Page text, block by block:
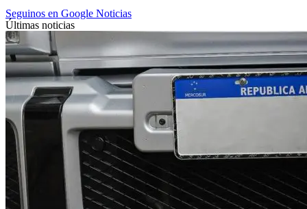
Seguinos en Google Noticias
Últimas noticias